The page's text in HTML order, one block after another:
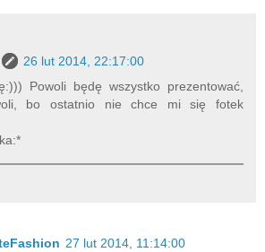
26 lut 2014, 22:17:00
Powoli będę wszystko prezentować,
bo ostatnio nie chce mi się fotek
27 lut 2014, 11:14:00